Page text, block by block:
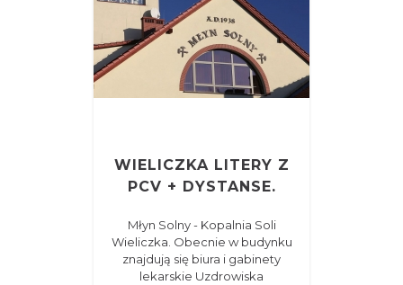
WIELICZKA LITERY Z
PCV + DYSTANSE.
Młyn Solny - Kopalnia Soli
Wieliczka. Obecnie w budynku
znajdują się biura i gabinety
lekarskie Uzdrowiska